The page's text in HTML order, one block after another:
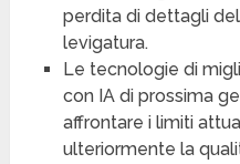
perdita di dettagli
levigatura.
Le tecnologie di
con IA di prossima
affrontare i limiti
ulteriormente la